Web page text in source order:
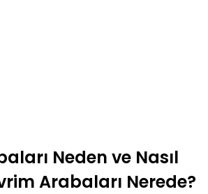
Neden ve Nasıl
Arabaları Nerede?